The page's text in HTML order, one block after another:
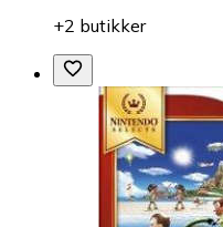
+2 butikker